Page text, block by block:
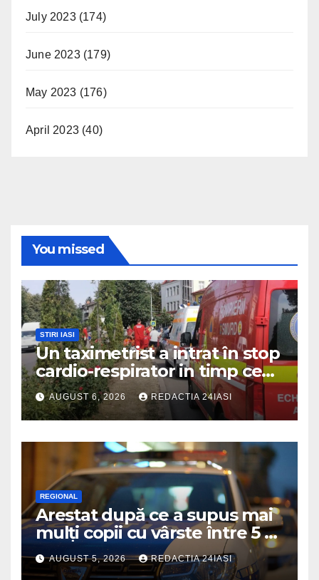
July 2023(174)
June 2023(179)
May 2023 (176)
April 2023 (40)
You missed
STIRI IASI
Un taximetrist a intrat în stop
cardio-respirator in timp ce
se afla la volan
AUGUST 6, 2026 REDACTIA 24IASI
REGIONAL
Arestat după ce a supus mai
mulți copii cu vârste între 5 și
16 ani unor orori de
neimaginat
AUGUST 5, 2026 REDACTIA 24IASI